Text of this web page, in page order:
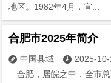
地区。1982年4月，宣...
合肥市2025年简介
 中国县域  2025-10-
合肥，居皖之中，全市